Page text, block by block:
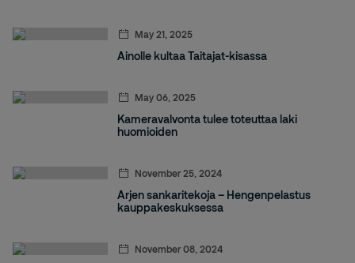
May 21, 2025
Ainolle kultaa Taitajat-kisassa
May 06, 2025
Kameravalvonta tulee toteuttaa laki
huomioiden
November 25, 2024
Arjen sankaritekoja – Hengenpelastus
kauppakeskuksessa
November 08, 2024